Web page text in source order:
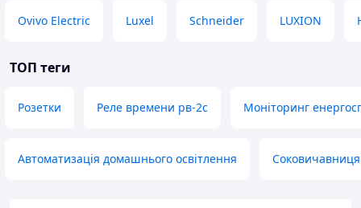
Ovivo Electric Luxel Schneider LUXION
ТОП теги
Розетки Реле времени рв-2с Моніторинг
Автоматизація домашнього освітлення